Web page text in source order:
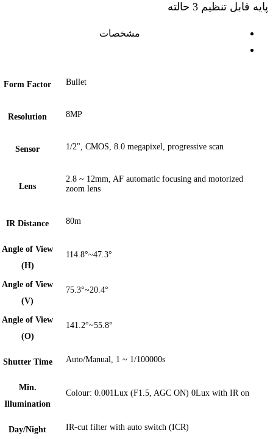
پایه قابل تنظیم 3 حالته
مشخصات
Form Factor Bullet
Resolution 8MP
Sensor 1/2", CMOS, 8.0 megapixel, progressive scan
Lens
2.8 ~ 12mm, AF automatic focusing and motorized
zoom lens
IR Distance 80m
Angle of View
(H)
114.8°~47.3°
Angle of View
(V)
75.3°~20.4°
Angle of View
(O)
141.2°~55.8°
Shutter Time Auto/Manual, 1 ~ 1/100000s
Min.
Illumination
Colour: 0.001Lux (F1.5, AGC ON) 0Lux with IR on
Day/Night IR-cut filter with auto switch (ICR)